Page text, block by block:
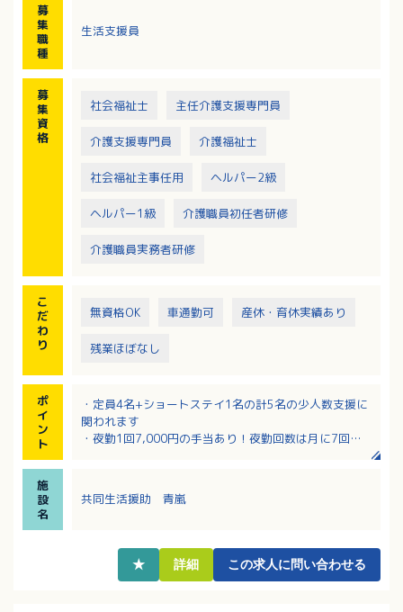
募
集
職
種
生活支援員
募
集
資
格
社会福祉士 主任介護支援専門員
介護支援専門員 介護福祉士
社会福祉主事任用 ヘルパー2級
ヘルパー1級 介護職員初任者研修
介護職員実務者研修
こ
だ
わ
り
無資格OK 車通勤可 産休・育休実績あり
残業ほぼなし
ポ
イ
ン
ト
・定員4名+ショートステイ1名の計5名の少人数支援に
関われます
・夜勤1回7,000円の手当あり！夜勤回数は月に7回程
は別途手当あり！
・時間外労働なし！16：00～翌10：00の間での月10
施
設
名
共同生活援助 青嵐
★ 詳細 この求人に問い合わせる